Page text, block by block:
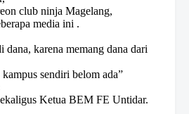
club ninja Magelang,
media ini .
dana, karena memang dana dari
sendiri belom ada”
Ketua BEM FE Untidar.